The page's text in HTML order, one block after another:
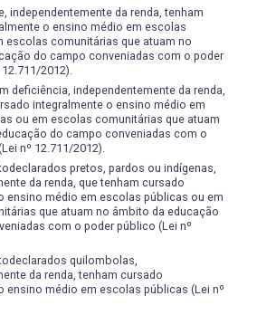
independentemente da renda, tenham
o ensino médio em escolas
escolas comunitárias que atuam no
do campo conveniadas com o poder
2012).
deficiência, independentemente da renda,
integralmente o ensino médio em
ou em escolas comunitárias que atuam
do campo conveniadas com o
nº 12.711/2012).
pretos, pardos ou indígenas,
da renda, que tenham cursado
ensino médio em escolas públicas ou em
que atuam no âmbito da educação
com o poder público (Lei nº
quilombolas,
da renda, tenham cursado
ensino médio em escolas públicas (Lei nº